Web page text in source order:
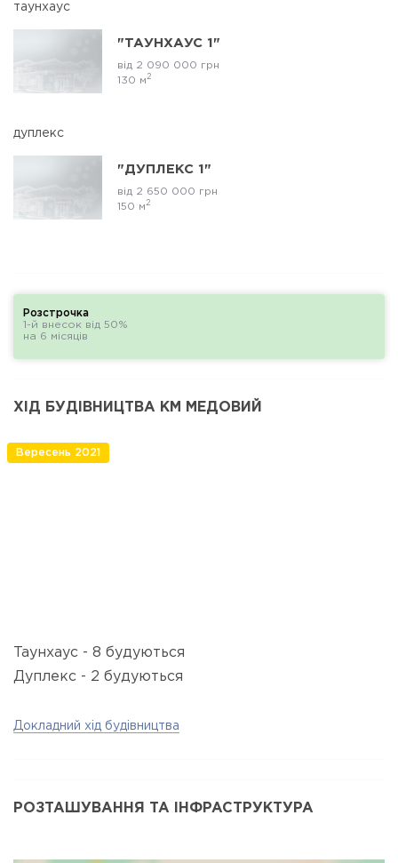
таунхаус
"ТАУНХАУС 1"
від 2 090 000 грн
130 м 2
дуплекс
"ДУПЛЕКС 1"
від 2 650 000 грн
150 м 2
Розстрочка
1-й внесок від 50%
на 6 місяців
ХІД БУДІВНИЦТВА КМ МЕДОВИЙ
Вересень 2021
Таунхаус - 8 будуються
Дуплекс - 2 будуються
Докладний хід будівництва
РОЗТАШУВАННЯ ТА ІНФРАСТРУКТУРА